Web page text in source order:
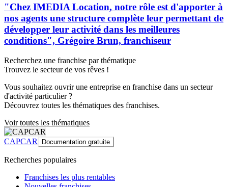
"Chez IMEDIA Location, notre rôle est d'apporter à
nos agents une structure complète leur permettant de
développer leur activité dans les meilleures
conditions", Grégoire Brun, franchiseur
Recherchez une franchise par thématique
Trouvez le secteur de vos rêves !
Vous souhaitez ouvrir une entreprise en franchise dans un secteur
d'activité particulier ?
Découvrez toutes les thématiques des franchises.
Voir toutes les thématiques
CAPCAR Documentation gratuite
Recherches populaires
Franchises les plus rentables